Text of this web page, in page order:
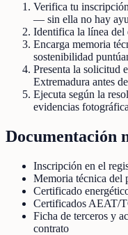
Verifica tu
— sin ella no hay
Identifica la línea
Encarga memoria
sostenibilidad
Presenta la solicitud
Extremadura antes
Ejecuta según la
evidencias
Documentación
Inscripción en el
Memoria técnica del
Certificado
Certificados AEAT/
Ficha de terceros y
contrato